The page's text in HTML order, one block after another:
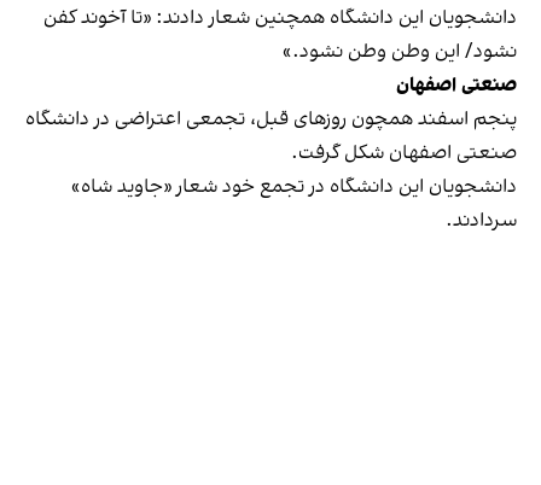
دانشجویان این دانشگاه همچنین شعار دادند: «تا آخوند کفن
نشود/ این وطن وطن نشود.»
صنعتی اصفهان
پنجم اسفند همچون روزهای قبل، تجمعی اعتراضی در دانشگاه
صنعتی اصفهان شکل گرفت.
دانشجویان این دانشگاه در تجمع خود شعار «جاوید شاه»
سردادند.